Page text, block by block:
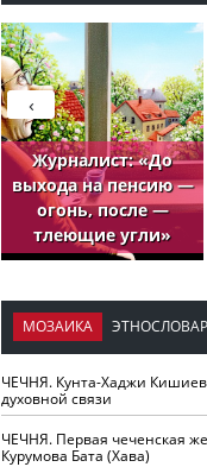
Журналист: «До
выхода на пенсию —
огонь, после —
тлеющие угли»
‹
МОЗАИКА
ЧЕЧНЯ. Кунта-Хаджи
духовной связи
ЧЕЧНЯ. Первая чеченская
Курумова Бата (Хава)